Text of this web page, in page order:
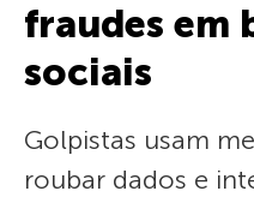
fraudes em
sociais
Golpistas usam
roubar dados e